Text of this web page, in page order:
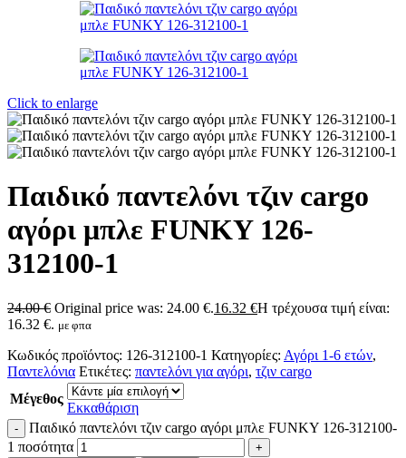
Click to enlarge
Παιδικό παντελόνι τζιν cargo
αγόρι μπλε FUNKY 126-
312100-1
24.00€ Original price was: 24.00 €.16.32 €Η τρέχουσα τιμή είναι:
16.32 €. με φπα
Κωδικός προϊόντος: 126-312100-1 Κατηγορίες: Αγόρι 1-6 ετών,
Παντελόνια Ετικέτες: παντελόνι για αγόρι, τζιν cargo
Μέγεθος
Εκκαθάριση
Παιδικό παντελόνι τζιν cargo αγόρι μπλε FUNKY 126-312100-
1 ποσότητα